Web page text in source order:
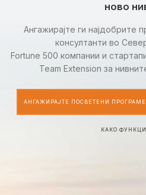
ново
Ангажирајте ги најдобрите
консултанти во
Fortune 500 компании и
Team Extension за
АНГАЖИРАЈТЕ ПОСВЕТЕНИ
КАКО